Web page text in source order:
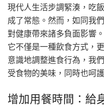
現代人生活步調緊湊，吃
成了常態。然而，如同我
對健康帶來諸多負面影響
它不僅是一種飲食方式，
意識地調整進食行為，我
受食物的美味，同時也呵
增加用餐時間：給